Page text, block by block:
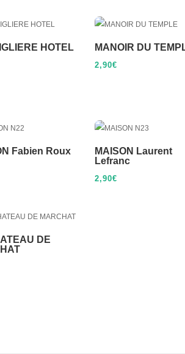
HOTEL MANOIR DU
2,90€
Fabien Roux
MAISON Laurent
Lefranc
2,90€
DE